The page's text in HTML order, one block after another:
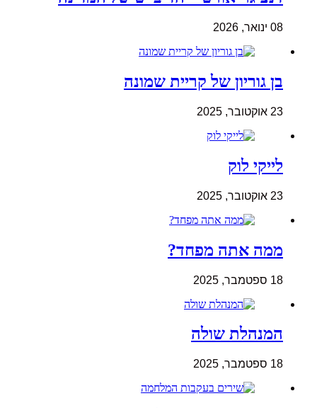
08 ינואר, 2026
בן גוריון של קריית שמונה
23 אוקטובר, 2025
לייקי לוק
23 אוקטובר, 2025
ממה אתה מפחד?
18 ספטמבר, 2025
המנהלת שולה
18 ספטמבר, 2025